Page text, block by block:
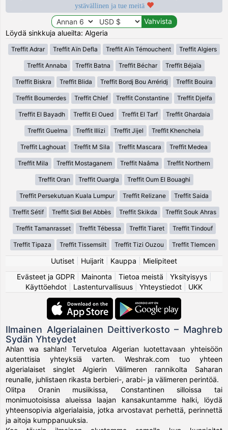
ystävällinen ja tue meitä
Löydä sinkkuja alueilta: Algeria
Treffit Adrar Treffit Aïn Defla Treffit Aïn Témouchent Treffit Algiers
Treffit Annaba Treffit Batna Treffit Béchar Treffit Béjaïa
Treffit Biskra Treffit Blida Treffit Bordj Bou Arréridj Treffit Bouira
Treffit Boumerdes Treffit Chlef Treffit Constantine Treffit Djelfa
Treffit El Bayadh Treffit El Oued Treffit El Tarf Treffit Ghardaia
Treffit Guelma Treffit Illizi Treffit Jijel Treffit Khenchela
Treffit Laghouat Treffit M Sila Treffit Mascara Treffit Medea
Treffit Mila Treffit Mostaganem Treffit Naâma Treffit Northern
Treffit Oran Treffit Ouargla Treffit Oum El Bouaghi
Treffit Persekutuan Kuala Lumpur Treffit Relizane Treffit Saida
Treffit Sétif Treffit Sidi Bel Abbès Treffit Skikda Treffit Souk Ahras
Treffit Tamanrasset Treffit Tébessa Treffit Tiaret Treffit Tindouf
Treffit Tipaza Treffit Tissemsilt Treffit Tizi Ouzou Treffit Tlemcen
Uutiset Huijarit Kauppa
Mielipiteet
Evästeet ja GDPR
Mainonta Tietoa meistä Yksityisyys|
Käyttöehdot
Lastenturvallisuus Yhteystiedot UKK
Ilmainen Algerialainen Deittiverkosto – Maghreb
Sydän Yhteydet
Ahlan wa sahlan! Tervetuloa Algerian luotettavaan yhteisöön
autenttisia yhteyksiä varten. Weshrak.com tuo yhteen
algerialaiset singlet Algierin Välimeren rannikolta Saharan
reunalle, juhlistaen rikasta berbieri-, arabi- ja välimeren perintöä.
Olitpa Oranin musiikissa, Constantinen silloissa tai
monimuotoisissa alueissa laajan kansakuntamme halki, löydä
yhteensopivia algerialaisia, jotka arvostavat perhettä, perinnettä
ja aitoja kumppanuuksia.